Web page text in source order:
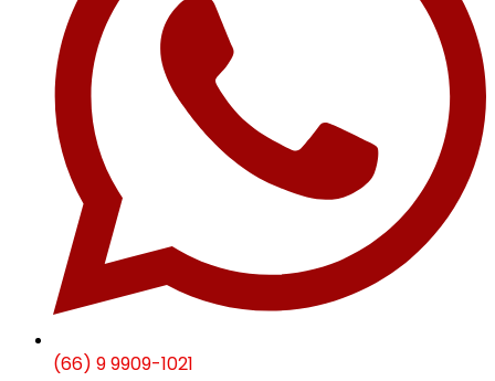
(66) 9 9909-1021